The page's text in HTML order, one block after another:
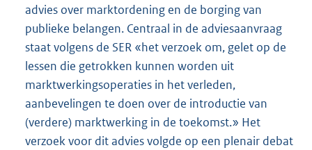
advies over marktordening en de borging van
publieke belangen. Centraal in de adviesaanvraag
staat volgens de SER «het verzoek om, gelet op de
lessen die getrokken kunnen worden uit
marktwerkingsoperaties in het verleden,
aanbevelingen te doen over de introductie van
(verdere) marktwerking in de toekomst.» Het
verzoek voor dit advies volgde op een plenair debat